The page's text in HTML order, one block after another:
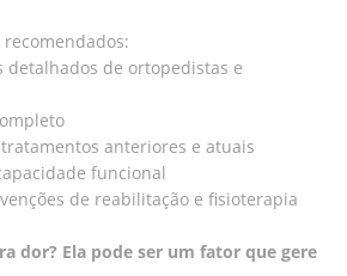
detalhados de ortopedistas e
anteriores e atuais
funcional
de reabilitação e fisioterapia
dor? Ela pode ser um fator que gere